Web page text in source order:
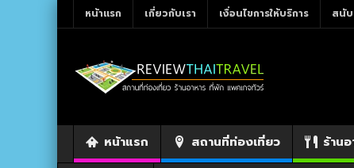
หน้าแรก เกี่ยวกับเรา เงื่อนไขการให้บริการ สนับ
หน้าแรก สถานที่ท่องเที่ยว ร้านอ